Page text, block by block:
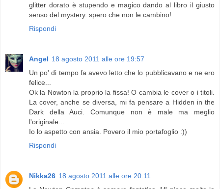
glitter dorato è stupendo e magico dando al libro il giusto
senso del mystery. spero che non le cambino!
Rispondi
Angel 18 agosto 2011 alle ore 19:57
Un po' di tempo fa avevo letto che lo pubblicavano e ne ero
felice...
Ok la Nowton la proprio la fissa! O cambia le cover o i titoli.
La cover, anche se diversa, mi fa pensare a Hidden in the
Dark della Auci. Comunque non è male ma meglio
l'originale...
Io lo aspetto con ansia. Povero il mio portafoglio :))
Rispondi
Nikka26 18 agosto 2011 alle ore 20:11